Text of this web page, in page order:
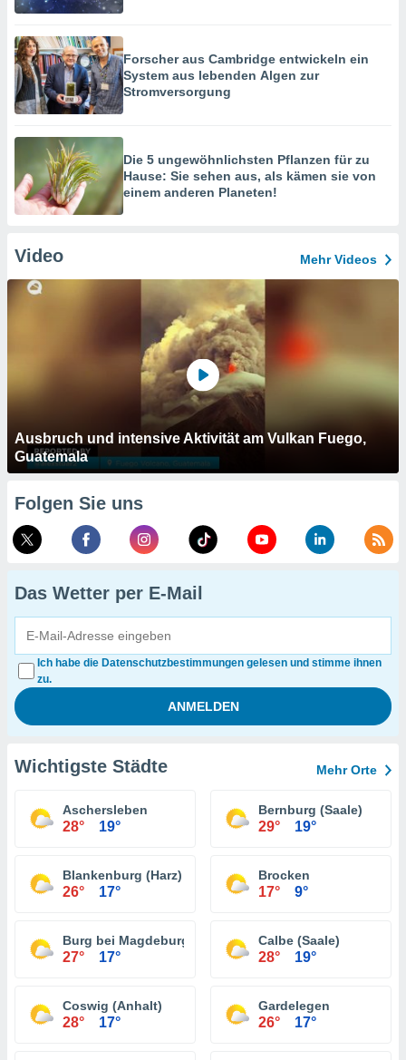
Forscher aus Cambridge entwickeln ein
System aus lebenden Algen zur
Stromversorgung
Die 5 ungewöhnlichsten Pflanzen für zu
Hause: Sie sehen aus, als kämen sie von
einem anderen Planeten!
Video Mehr Videos
Ausbruch und intensive Aktivität am Vulkan Fuego,
Guatemala
Folgen Sie uns
Das Wetter per E-Mail
Ich habe die Datenschutzbestimmungen gelesen und stimme ihnen
zu.
Wichtigste Städte Mehr Orte
Aschersleben
28° 19°
Bernburg (Saale)
29° 19°
Blankenburg (Harz)
26° 17°
Brocken
17° 9°
Burg bei Magdeburg
27° 17°
Calbe (Saale)
28° 19°
Coswig (Anhalt)
28° 17°
Gardelegen
26° 17°